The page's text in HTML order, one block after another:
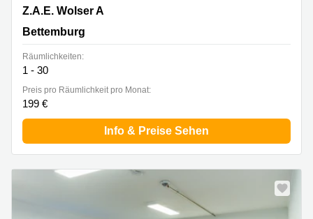
144 Z.A.E. Wolser A, Bettemburg
Z.A.E. Wolser A
Bettemburg
Räumlichkeiten:
1 - 30
Preis pro Räumlichkeit pro Monat:
199 €
Info & Preise Sehen